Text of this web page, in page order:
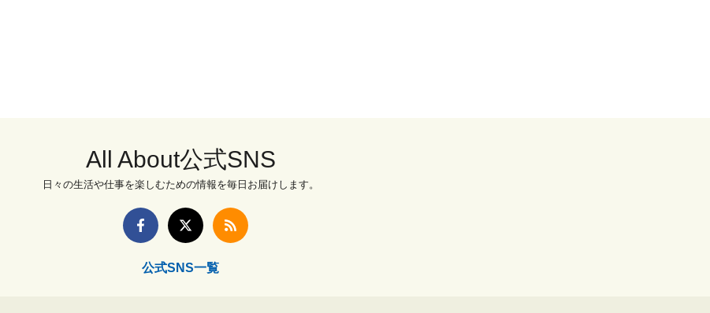
All About公式SNS
日々の生活や仕事を楽しむための情報を毎日お届けします。
公式SNS一覧